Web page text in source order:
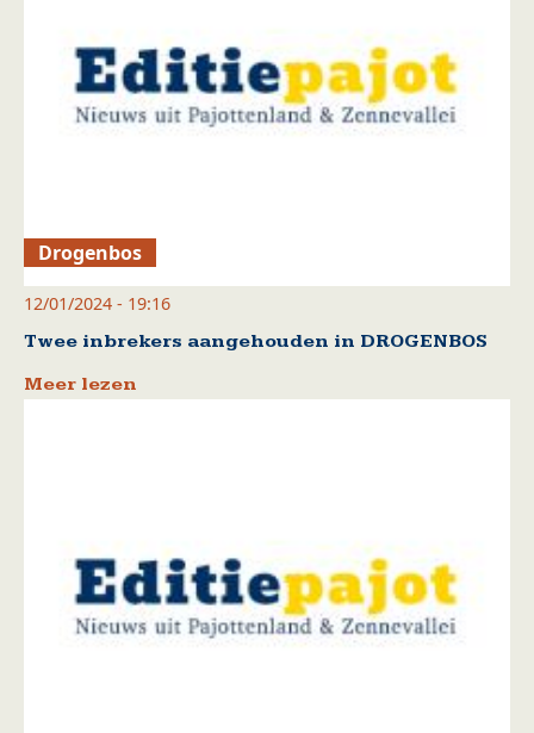
Drogenbos
12/01/2024 - 19:16
Twee inbrekers aangehouden in DROGENBOS
Meer lezen